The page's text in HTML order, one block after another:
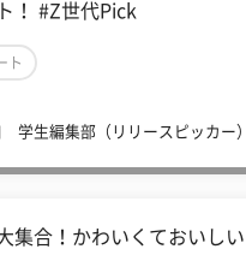
！ #Z世代Pick
ト
学生編集部（リリースピッカー）
集合！かわいくておいしい